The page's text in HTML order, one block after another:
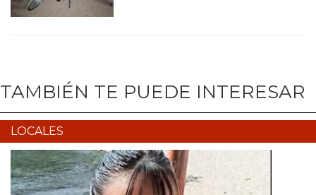
TAMBIÉN TE PUEDE INTERESAR
LOCALES